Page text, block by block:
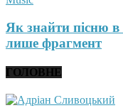
Як знайти пісню
лише фрагмент
ГОЛОВНЕ